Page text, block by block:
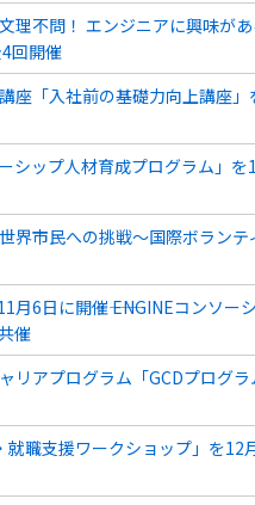
理不問！ エンジニアに興味が
回開催
座「入社前の基礎力向上講座」
シップ人材育成プログラム」を
界市民への挑戦～国際ボランテ
6日に開催―― ENGINEコンソー
催
リアプログラム「GCDプログ
就職支援ワークショップ」を12